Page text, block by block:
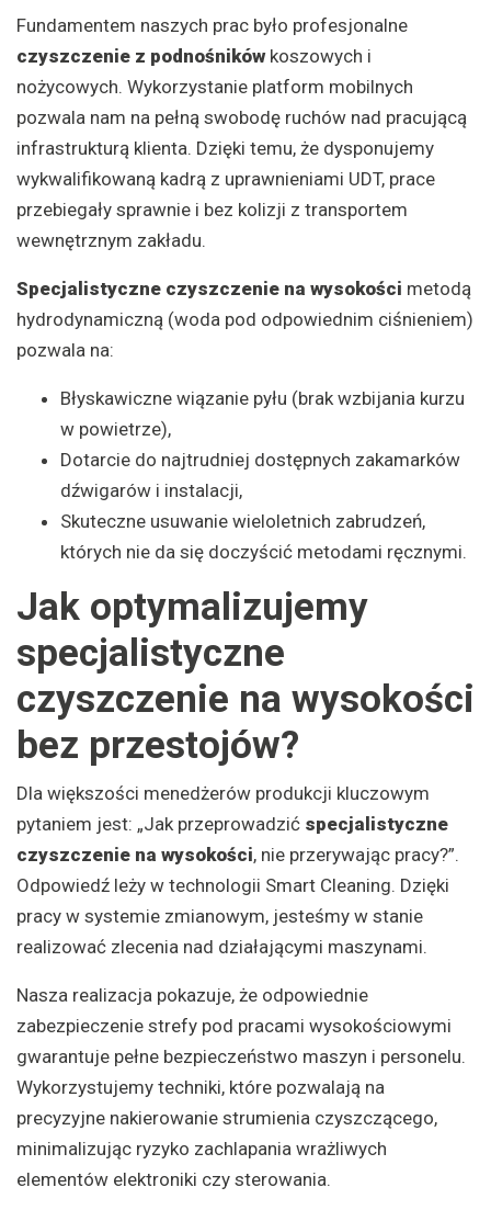
Fundamentem naszych prac było profesjonalne
czyszczenie z podnośnikówkoszowych i
nożycowych. Wykorzystanie platform mobilnych
pozwala nam na pełną swobodę ruchów nad pracującą
infrastrukturą klienta. Dzięki temu, że dysponujemy
wykwalifikowaną kadrą z uprawnieniami UDT, prace
przebiegały sprawnie i bez kolizji z transportem
wewnętrznym zakładu.
Specjalistyczne czyszczenie na wysokości metodą
hydrodynamiczną (woda pod odpowiednim ciśnieniem)
pozwala na:
Błyskawiczne wiązanie pyłu (brak wzbijania kurzu
w powietrze),
Dotarcie do najtrudniej dostępnych zakamarków
dźwigarów i instalacji,
Skuteczne usuwanie wieloletnich zabrudzeń,
których nie da się doczyścić metodami ręcznymi.
Jak optymalizujemy
specjalistyczne
czyszczenie na wysokości
bez przestojów?
Dla większości menedżerów produkcji kluczowym
pytaniem jest: „Jak przeprowadzić specjalistyczne
czyszczenie na wysokości, nie przerywając pracy?”.
Odpowiedź leży w technologii Smart Cleaning. Dzięki
pracy w systemie zmianowym, jesteśmy w stanie
realizować zlecenia nad działającymi maszynami.
Nasza realizacja pokazuje, że odpowiednie
zabezpieczenie strefy pod pracami wysokościowymi
gwarantuje pełne bezpieczeństwo maszyn i personelu.
Wykorzystujemy techniki, które pozwalają na
precyzyjne nakierowanie strumienia czyszczącego,
minimalizując ryzyko zachlapania wrażliwych
elementów elektroniki czy sterowania.